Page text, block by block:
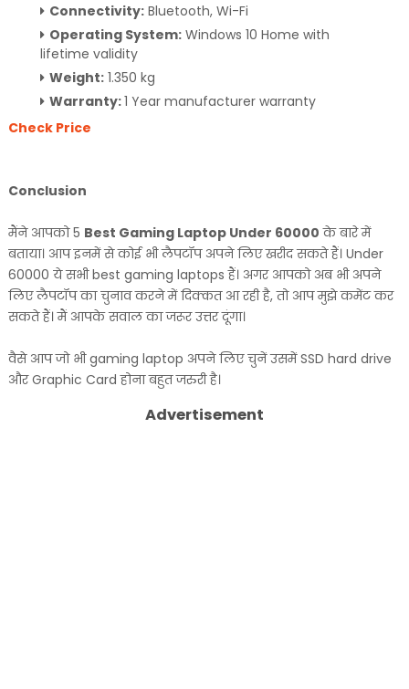
Connectivity:Bluetooth, Wi-Fi
Operating System:Windows 10 Home with
lifetime validity
Weight:1.350 kg
Warranty:1 Year manufacturer warranty
Check Price
Conclusion
मैंने आपको 5 Best Gaming Laptop Under 60000 के बारे में
बताया। आप इनमें से कोई भी लैपटॉप अपने लिए खरीद सकते हैं। Under
60000 ये सभी best gaming laptops हैं। अगर आपको अब भी अपने
लिए लैपटॉप का चुनाव करने में दिक्कत आ रही है, तो आप मुझे कमेंट कर
सकते हैं। मैं आपके सवाल का जरूर उत्तर दूंगा।
वैसे आप जो भी gaming laptop अपने लिए चुनें उसमें SSD hard drive
और Graphic Card होना बहुत जरुरी है।
Advertisement